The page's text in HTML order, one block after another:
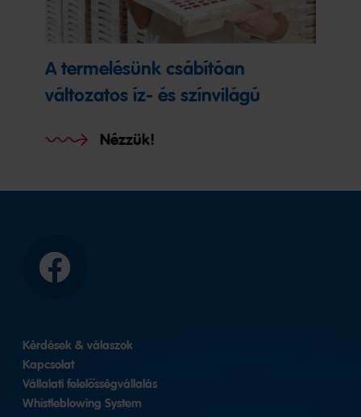
A termelésünk csábítóan
változatos íz- és színvilágú
Nézzük!
Facebook
Kérdések & válaszok
Kapcsolat
Vállalati felelősségvállalás
Whistleblowing System